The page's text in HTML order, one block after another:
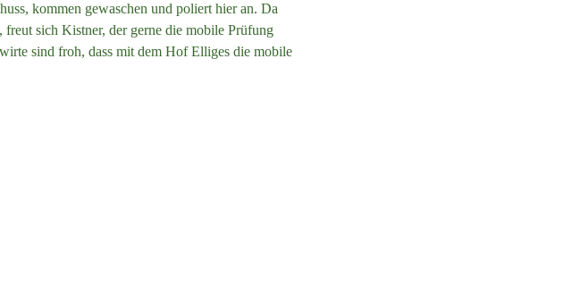
kommen gewaschen und poliert hier an. Da
freut sich Kistner, der gerne die mobile Prüfung
sind froh, dass mit dem Hof Elliges die mobile